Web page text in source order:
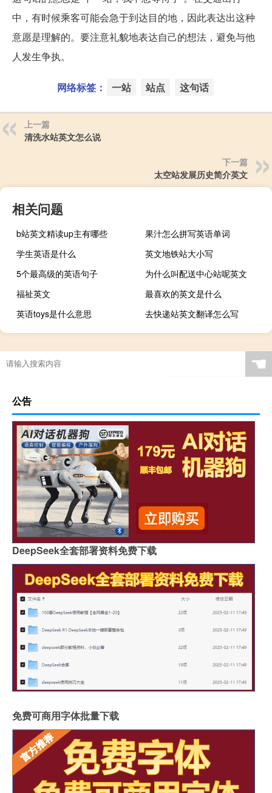
中，有时候乘客可能会急于到达目的地，因此表达出这种
意愿是理解的。要注意礼貌地表达自己的想法，避免与他
人发生争执。
网络标签： 一站 站点 这句话
上一篇
清洗水站英文怎么说
下一篇
太空站发展历史简介英文
相关问题
b站英文精读up主有哪些
果汁怎么拼写英语单词
学生英语是什么
英文地铁站大小写
5个最高级的英语句子
为什么叫配送中心站呢英文
福祉英文
最喜欢的英文是什么
英语toys是什么意思
去快递站英文翻译怎么写
☚
公告
DeepSeek全套部署资料免费下载
免费可商用字体批量下载